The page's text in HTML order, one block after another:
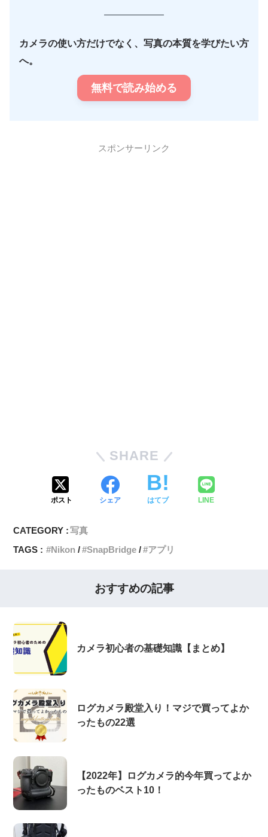
カメラの使い方だけでなく、写真の本質を学びたい方
へ。
無料で読み始める
スポンサーリンク
SHARE
ポスト シェア はてブ LINE
CATEGORY :写真
TAGS :
Nikon SnapBridge アプリ
おすすめの記事
カメラ初心者の基礎知識【まとめ】
ログカメラ殿堂入り！マジで買ってよか
ったもの22選
【2022年】ログカメラ的今年買ってよか
ったものベスト10！